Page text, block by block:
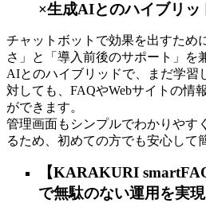
×生成AIとのハイブリッ
チャットボットで効果を出すため
さ」と「導入前後のサポート」を
AIとのハイブリッドで、まだ学習
対しても、FAQやWebサイトの情
ができます。
管理画面もシンプルでわかりやす
るため、初めての方でも安心して
【KARAKURI
で無駄のない運用を実現